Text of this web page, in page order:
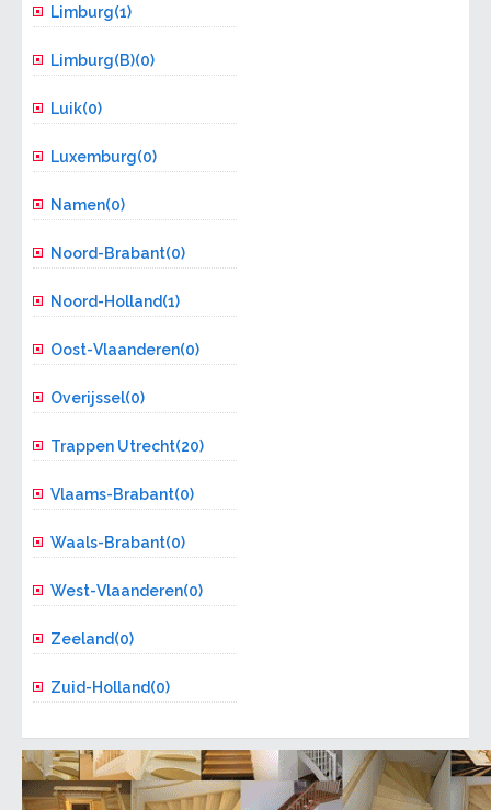
Limburg(1)
Limburg(B)(0)
Luik(0)
Luxemburg(0)
Namen(0)
Noord-Brabant(0)
Noord-Holland(1)
Oost-Vlaanderen(0)
Overijssel(0)
Trappen Utrecht(20)
Vlaams-Brabant(0)
Waals-Brabant(0)
West-Vlaanderen(0)
Zeeland(0)
Zuid-Holland(0)